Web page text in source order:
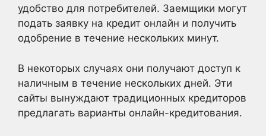
удобство для потребителей. Заемщики могут
подать заявку на кредит онлайн и получить
одобрение в течение нескольких минут.
В некоторых случаях они получают доступ к
наличным в течение нескольких дней. Эти
сайты вынуждают традиционных кредиторов
предлагать варианты онлайн-кредитования.